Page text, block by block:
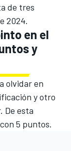
de tres
2024.
en el
y
olvidar en
y otro
De esta
5 puntos.